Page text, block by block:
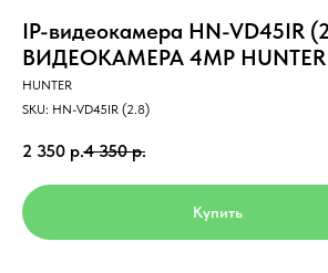
IP-видеокамера HN-VD45IR
ВИДЕОКАМЕРА 4MP HUNTER
HUNTER
SKU: HN-VD45IR (2.8)
2 350 р.4 350 р.
Купить